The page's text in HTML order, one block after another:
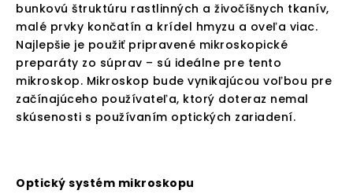
bunkovú štruktúru rastlinných a živočíšnych tkanív,
malé prvky končatín a krídel hmyzu a oveľa viac.
Najlepšie je použiť pripravené mikroskopické
preparáty zo súprav – sú ideálne pre tento
mikroskop. Mikroskop bude vynikajúcou voľbou pre
začínajúceho používateľa, ktorý doteraz nemal
skúsenosti s používaním optických zariadení.
Optický systém mikroskopu